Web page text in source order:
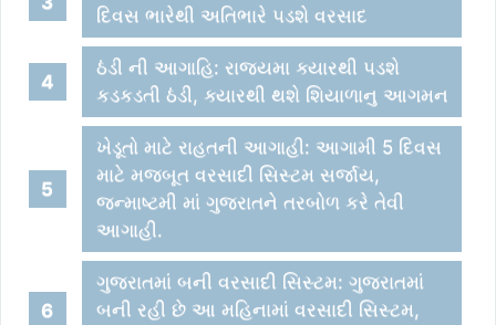
દિવસ ભારેથી અતિભારે પડશે વરસાદ
ઠંડી ની આગાહિ: રાજયમા ક્યારથી પડશે
કડકડતી ઠંડી, ક્યારથી થશે શિયાળાનુ આગમન
ખેડૂતો માટે રાહતની આગાહી: આગામી 5 દિવસ
માટે મજબૂત વરસાદી સિસ્ટમ સર્જાય,
જન્માષ્ટમી માં ગુજરાતને તરબોળ કરે તેવી
આગાહી.
ગુજરાતમાં બની વરસાદી સિસ્ટમ: ગુજરાતમાં
બની રહી છે આ મહિનામાં વરસાદી સિસ્ટમ,